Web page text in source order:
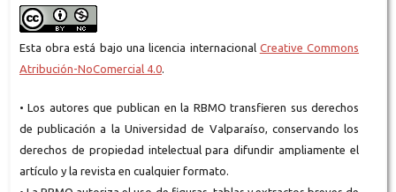
Esta obra está bajo una licencia internacional Creative Commons
Atribución-NoComercial 4.0.
• Los autores que publican en la RBMO transfieren sus derechos
de publicación a la Universidad de Valparaíso, conservando los
derechos de propiedad intelectual para difundir ampliamente el
artículo y la revista en cualquier formato.